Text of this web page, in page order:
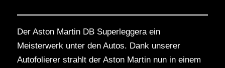
Der Aston Martin DB Superleggera ein
Meisterwerk unter den Autos. Dank unserer
Autofolierer strahlt der Aston Martin nun in einem